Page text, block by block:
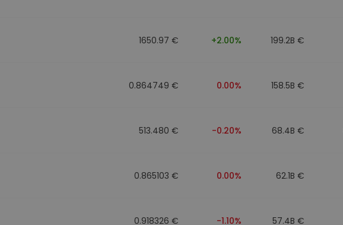
1650.97 € +2.00% 199.2B €
0.864749 € 0.00% 158.5B €
513.480 € -0.20% 68.4B €
0.865103 € 0.00% 62.1B €
0.918326 € -1.10% 57.4B €